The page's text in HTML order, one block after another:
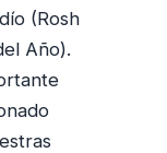
(Rosh
Año).